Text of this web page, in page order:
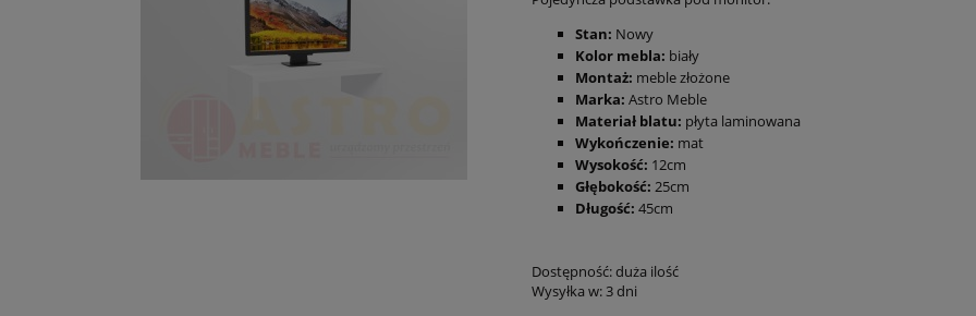
Stan: Nowy
Kolor mebla: biały
Montaż: meble złożone
Marka: Astro Meble
Materiał blatu: płyta laminowana
Wykończenie: mat
Wysokość: 12cm
Głębokość: 25cm
Długość: 45cm
Dostępność:duża ilość
Wysyłka w:3 dni